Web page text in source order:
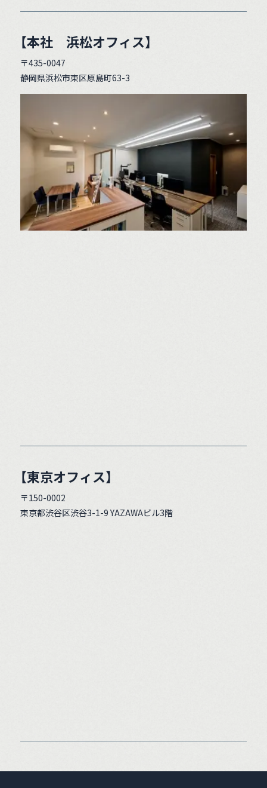
【本社 浜松オフィス】
〒435-0047
静岡県浜松市東区原島町63-3
【東京オフィス】
〒150-0002
東京都渋谷区渋谷3-1-9 YAZAWAビル3階